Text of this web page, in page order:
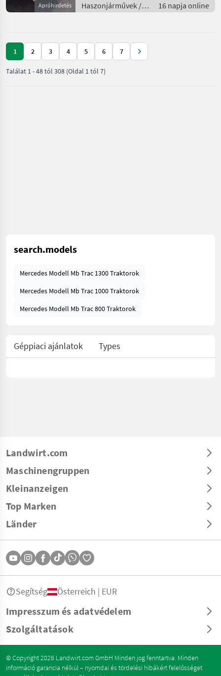
Apróhirdetés
Haszonjárművek /
Tehergépkocsi
16 napja online
1 2 3 4 5 6 7
Találat 1-48tól 308 (Oldal 1 tól 7)
search.models
Mercedes Modell Mb Trac 1300 Traktorok
Mercedes Modell Mb Trac 1000 Traktorok
Mercedes Modell Mb Trac 800 Traktorok
Géppiaci ajánlatok Types
Landwirt.com
Maschinengruppen
Kleinanzeigen
Top Marken
Länder
Impresszum és adatvédelem
Szolgáltatások
Segítség Österreich | EUR
© Copyright 2026 Landwirt.com GmbH Minden jog fenntartva. Minden
információ garancia nélkül – nyomdai és tördelési hibákért felelősséget